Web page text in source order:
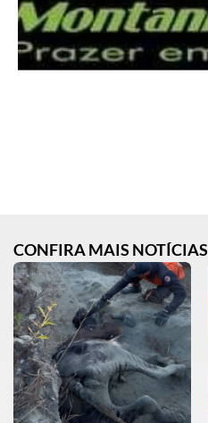
CONFIRA MAIS NOTÍCIAS